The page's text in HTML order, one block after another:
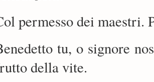
permesso dei maestri.
tu, o signore
della vite.